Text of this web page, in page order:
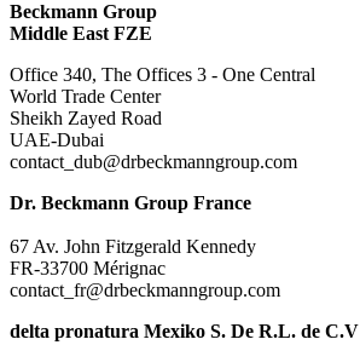
Beckmann Group
Middle East FZE
Office 340, The Offices 3 - One Central
World Trade Center
Sheikh Zayed Road
UAE-Dubai
contact_dub@drbeckmanngroup.com
Dr. Beckmann Group France
67 Av. John Fitzgerald Kennedy
FR-33700 Mérignac
contact_fr@drbeckmanngroup.com
delta pronatura Mexiko S. De R.L. de C.V